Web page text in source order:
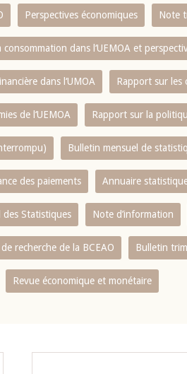
Perspectives économiques Note
dans l‘UEMOA et
dans l‘UMOA Rapport sur les
de l‘UEMOA Rapport sur la
Bulletin mensuel de
des paiements Annuaire
des Statistiques Note d’information
recherche de la BCEAO Bulletin
Revue économique et monétaire